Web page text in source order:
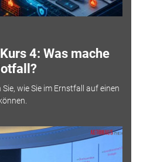
4: Was mache
wie Sie im Ernstfall auf einen